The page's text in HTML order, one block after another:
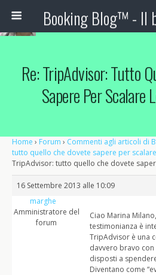
Re: TripAdvisor: Tutto
Sapere Per Scalare
Home › Forum › Commenti agli articoli di
tutto quello che dovete sapere per
TripAdvisor: tutto quello che dovete
16 Settembre 2013 alle 10:09
marghe
Amministratore del
forum
Ciao Marina
testimonianza è
TripAdvisor è una
davvero bravo
disposti a
Diventano come